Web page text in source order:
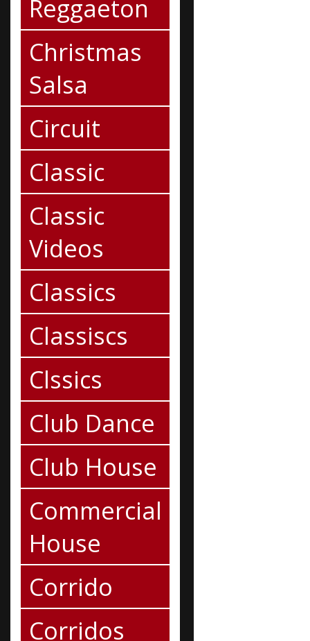
Reggaeton
Christmas
Salsa
Circuit
Classic
Classic
Videos
Classics
Classiscs
Clssics
Club Dance
Club House
Commercial
House
Corrido
Corridos